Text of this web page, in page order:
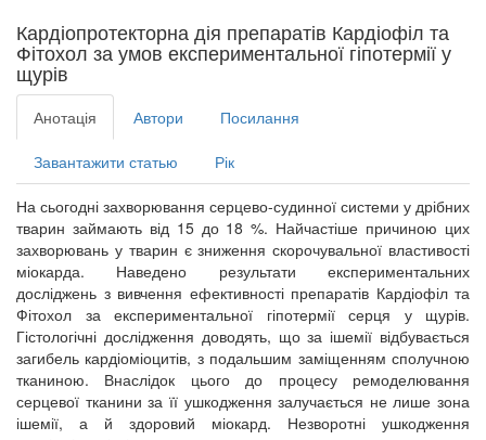
тут
Кардіопротекторна дія препаратів Кардіофіл та
Фітохол за умов експериментальної гіпотермії у
щурів
Анотація Автори Посилання
Завантажити статью Рік
На сьогодні захворювання серцево-судинної системи у дрібних
тварин займають від 15 до 18 %. Найчастіше причиною цих
захворювань у тварин є зниження скорочувальної властивості
міокарда. Наведено результати експериментальних
досліджень з вивчення ефективності препаратів Кардіофіл та
Фітохол за експериментальної гіпотермії серця у щурів.
Гістологічні дослідження доводять, що за ішемії відбувається
загибель кардіоміоцитів, з подальшим заміщенням сполучною
тканиною. Внаслідок цього до процесу ремоделювання
серцевої тканини за її ушкодження залучається не лише зона
ішемії, а й здоровий міокард. Незворотні ушкодження